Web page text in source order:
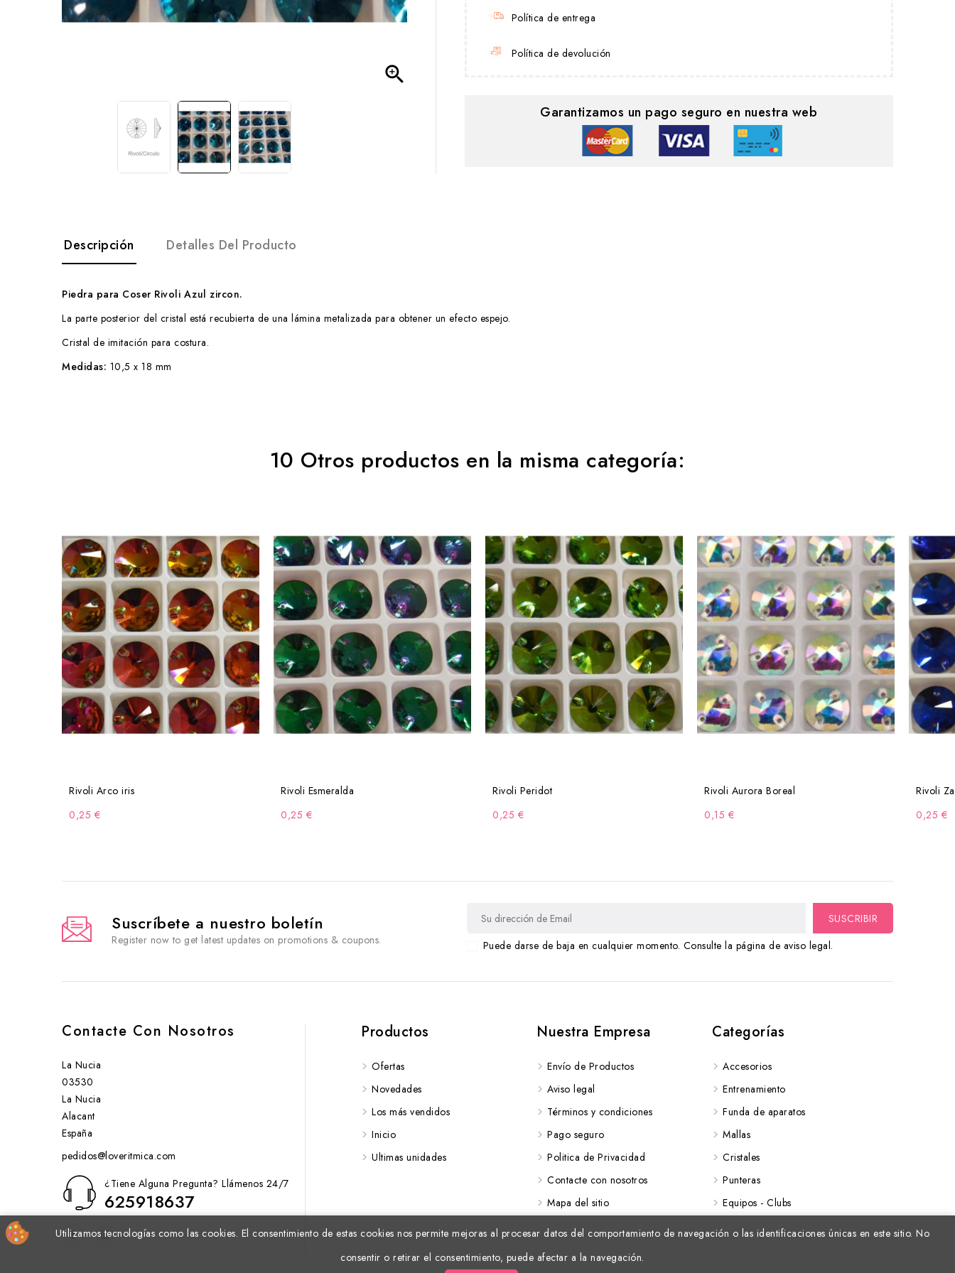

Política de entrega
Política de devolución
Garantizamos un pago seguro en nuestra web
Descripción Detalles Del Producto
Piedra para Coser Rivoli Azul zircon.
La parte posterior del cristal está recubierta de una lámina metalizada para obtener un efecto espejo.
Cristal de imitación para costura.
Medidas: 10,5 x 18 mm
10 Otros productos en la misma categoría:
Rivoli Arco iris
0,25 €
Rivoli Esmeralda
0,25 €
Rivoli Peridot
0,25 €
Rivoli Aurora Boreal
0,15 €
Rivoli
0,25 €
Suscríbete a nuestro boletín
Register now to get latest updates on promotions & coupons. Puede darse de baja en cualquier momento. Consulte la página de aviso legal.
Contacte Con Nosotros
La Nucia
03530
La Nucia
Alacant
España
pedidos@loveritmica.com
¿Tiene Alguna Pregunta? Llámenos 24/7
625918637
Productos
Ofertas
Novedades
Los más vendidos
Inicio
Ultimas unidades
Nuestra Empresa
Envío de Productos
Aviso legal
Términos y condiciones
Pago seguro
Politica de Privacidad
Contacte con nosotros
Mapa del sitio
Categorías
Accesorios
Entrenamiento
Funda de aparatos
Mallas
Cristales
Punteras
Equipos - Clubs
Utilizamos tecnologías como las cookies. El consentimiento de estas cookies nos permite mejoras al procesar datos del comportamiento de navegación o las identificaciones únicas en este sitio. No
consentir o retirar el consentimiento, puede afectar a la navegación.